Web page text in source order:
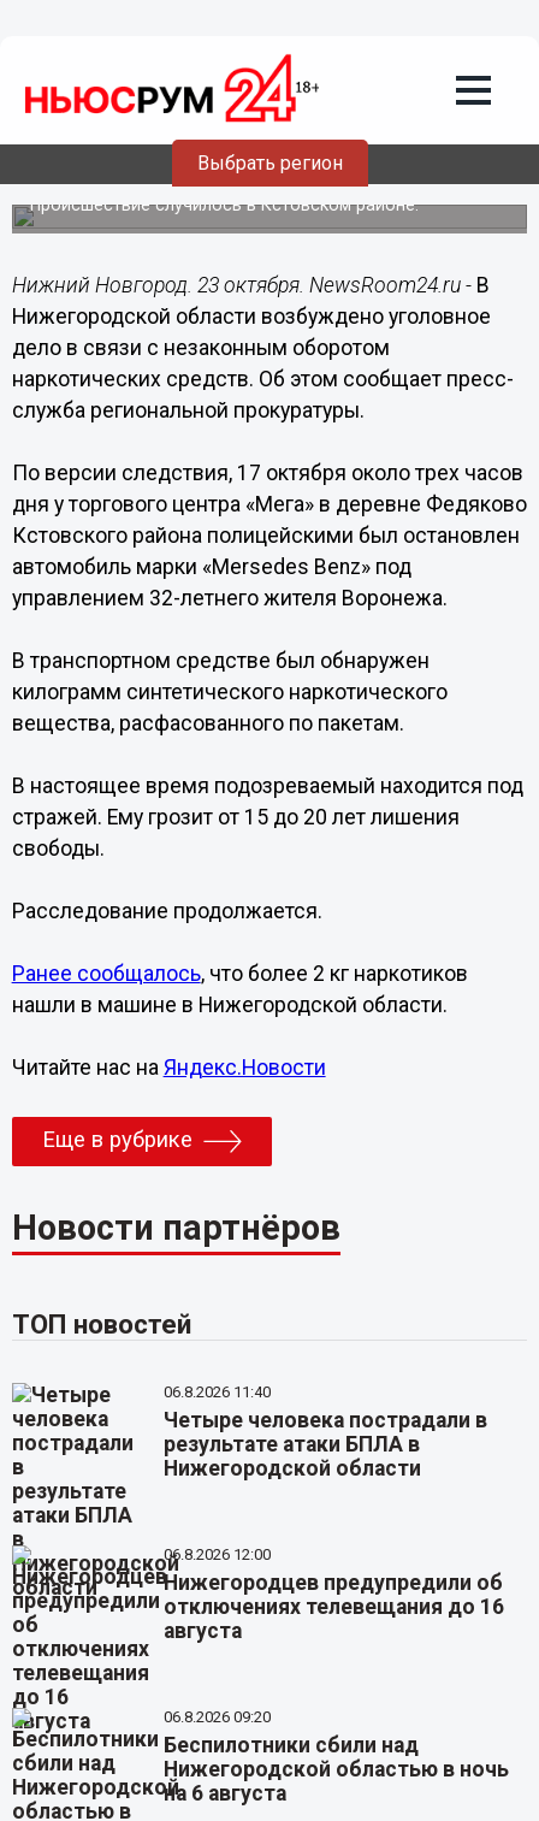
Выбрать регион
23.10.201808:35
Килограмм наркотика нашли в машине
в Нижегородской области
Происшествие случилось в Кстовском районе.
Нижний Новгород. 23 октября. NewsRoom24.ru - В
Нижегородской области возбуждено уголовное
дело в связи с незаконным оборотом
наркотических средств. Об этом сообщает пресс-
служба региональной прокуратуры.
По версии следствия, 17 октября около трех часов
дня у торгового центра «Мега» в деревне Федяково
Кстовского района полицейскими был остановлен
автомобиль марки «Mersedes Benz» под
управлением 32-летнего жителя Воронежа.
В транспортном средстве был обнаружен
килограмм синтетического наркотического
вещества, расфасованного по пакетам.
В настоящее время подозреваемый находится под
стражей. Ему грозит от 15 до 20 лет лишения
свободы.
Расследование продолжается.
Ранее сообщалось, что более 2 кг наркотиков
нашли в машине в Нижегородской области.
Читайте нас на Яндекс.Новости
Еще в рубрике
Новости партнёров
ТОП новостей
06.8.2026 11:40
Четыре человека пострадали в
результате атаки БПЛА в
Нижегородской области
06.8.2026 12:00
Нижегородцев предупредили об
отключениях телевещания до 16
августа
06.8.2026 09:20
Беспилотники сбили над
Нижегородской областью в ночь
на 6 августа